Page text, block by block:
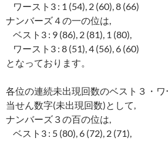
ワースト3 : 1 (54), 2 (60), 8 (66)
ナンバーズ４の一の位は,
ベスト3 : 9 (86), 2 (81), 1 (80),
ワースト3 : 8 (51), 4 (56), 6 (60)
となっております。
各位の連続未出現回数のベスト３・ワ
当せん数字(未出現回数)として,
ナンバーズ３の百の位は,
ベスト3 : 5 (80), 6 (72), 2 (71),